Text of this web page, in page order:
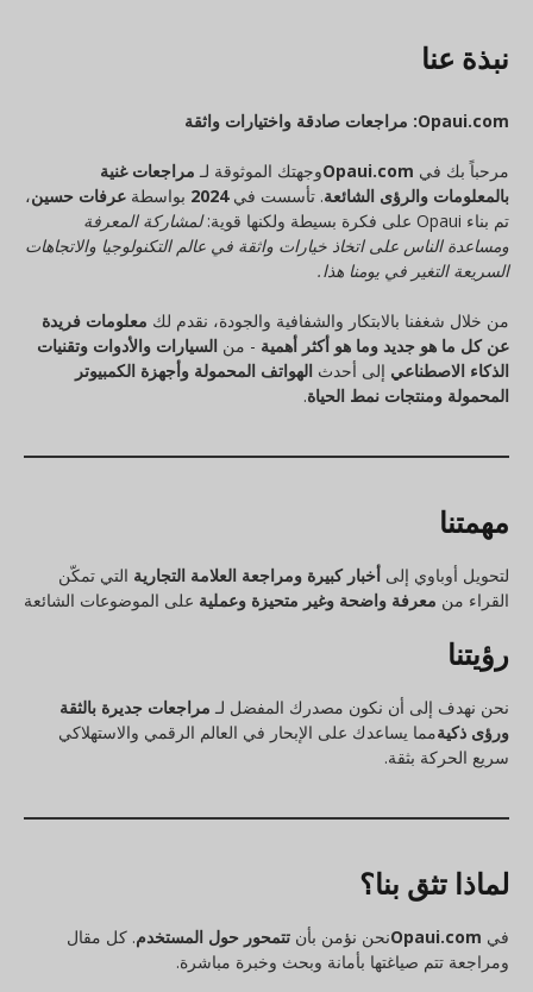
نبذة عنا
Opaui.com: مراجعات صادقة واختيارات واثقة
مرحباً بك في Opaui.comوجهتك الموثوقة لـ مراجعات غنية
بالمعلومات والرؤى الشائعة. تأسست في2024 بواسطة عرفات حسين،
تم بناء Opaui على فكرة بسيطة ولكنها قوية:
لمشاركة المعرفة
ومساعدة الناس على اتخاذ خيارات واثقة في عالم التكنولوجيا والاتجاهات
السريعة التغير في يومنا هذا.
من خلال شغفنا بالابتكار والشفافية والجودة، نقدم لك معلومات فريدة
عن كل ما هو جديد وما هو أكثر أهمية - من السيارات والأدوات وتقنيات
الذكاء الاصطناعي إلى أحدث الهواتف المحمولة وأجهزة الكمبيوتر
المحمولة ومنتجات نمط الحياة.
مهمتنا
لتحويل أوباوي إلى أخبار كبيرة ومراجعة العلامة التجارية التي تمكّن
القراء من معرفة واضحة وغير متحيزة وعملية على الموضوعات الشائعة
رؤيتنا
نحن نهدف إلى أن نكون مصدرك المفضل لـ مراجعات جديرة بالثقة
ورؤى ذكيةمما يساعدك على الإبحار في العالم الرقمي والاستهلاكي
سريع الحركة بثقة.
لماذا تثق بنا؟
في Opaui.comنحن نؤمن بأن تتمحور حول المستخدم. كل مقال
ومراجعة تتم صياغتها بأمانة وبحث وخبرة مباشرة.